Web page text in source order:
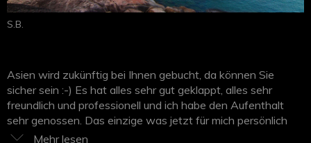
S.B.
Asien wird zukünftig bei Ihnen gebucht, da können Sie
sicher sein :-) Es hat alles sehr gut geklappt, alles sehr
freundlich und professionell und ich habe den Aufenthalt
sehr genossen. Das einzige was jetzt für mich persönlich
ein wenig schade war, ich fand das Essen gut, aber nicht